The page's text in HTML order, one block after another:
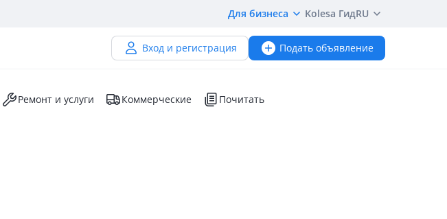
Для бизнеса Kolesa ГидRU
Вход и регистрация Подать объявление
Ремонт и услуги Коммерческие Почитать